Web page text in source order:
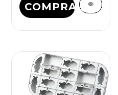
COMPRAR